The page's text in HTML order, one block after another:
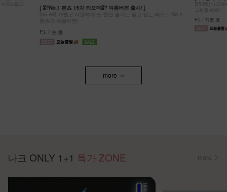
[ 🎖?No.1 팬츠 15차 리오더🎖? 여름버전 출시! ]
[55-88] 가볍고 시원하게 또 한번 즐기는 믿고 입는 베스트 No.1
팬츠의 여름버전!
F,L / 숏,롱
[55-88] 나크
F,L / 기본,롱
more
나크 ONLY 1+1 특가 ZONE more